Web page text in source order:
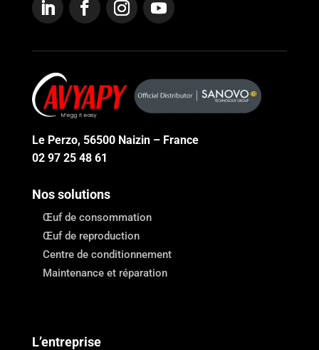
Le Perzo, 56500 Naizin – France
02 97 25 48 61
Nos solutions
Œuf de consommation
Œuf de reproduction
Centre de conditionnement
Maintenance et réparation
L’entreprise